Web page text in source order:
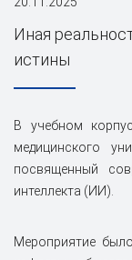
Иная
истины
В учебном
медицинского
посвященный
интеллекта (ИИ).
Мероприятие